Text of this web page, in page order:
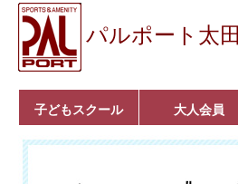
パルポート太田
子どもスクール
ベビーコース
幼児コース
小学生コース
育成コース
選手コース
キッズパーク(体操教
室)
クラシックバレエ
ボルダリング
■入会案内
大人会員
いきいきコース
トライアスロン
フィットネス
■入会案内